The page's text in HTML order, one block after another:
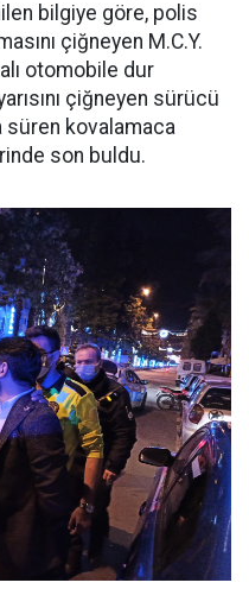
bilgiye göre, polis
çiğneyen M.C.Y.
otomobile dur
çiğneyen sürücü
süren kovalamaca
son buldu.